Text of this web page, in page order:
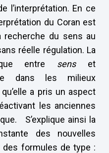
l’interprétation. En ce
du Coran est
recherche du sens au
réelle régulation. La
entre senset
les milieux
a pris un aspect
les anciennes
S’explique ainsi la
des nouvelles
des formules de type :